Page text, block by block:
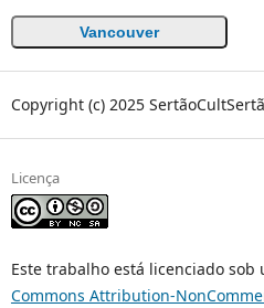
Vancouver
Copyright (c) 2025
Licença
Este trabalho está licenciado sob
Commons Attribution-